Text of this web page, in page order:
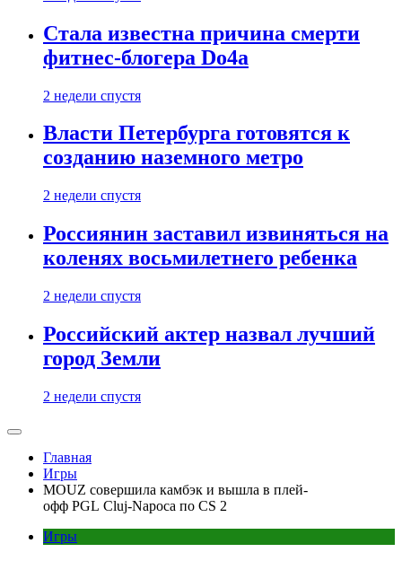
Стала известна причина смерти
фитнес-блогера Do4а
2 недели спустя
Власти Петербурга готовятся к
созданию наземного метро
2 недели спустя
Россиянин заставил извиняться на
коленях восьмилетнего ребенка
2 недели спустя
Российский актер назвал лучший
город Земли
2 недели спустя
Главная
Игры
MOUZ совершила камбэк и вышла в плей-
офф PGL Cluj-Napoca по CS 2
Игры